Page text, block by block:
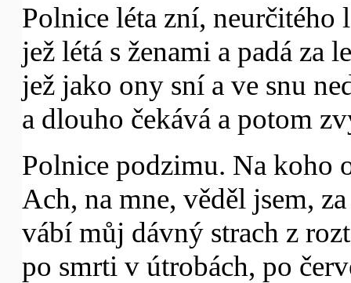
Polnice léta zní, neurčitého
jež létá s ženami a padá za
jež jako ony sní a ve snu
a dlouho čekává a potom
Polnice podzimu. Na koho
Ach, na mne, věděl jsem,
vábí můj dávný strach z
po smrti v útrobách, po